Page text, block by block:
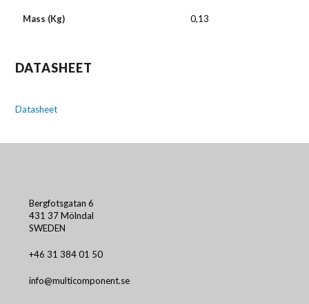
Mass (Kg) 0,13
DATASHEET
Datasheet
Bergfotsgatan 6
431 37 Mölndal
SWEDEN
+46 31 384 01 50
info@multicomponent.se